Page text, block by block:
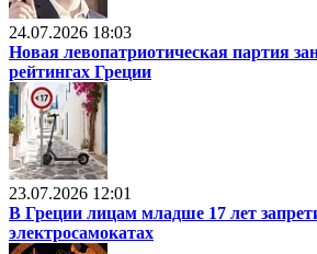
24.07.2026 18:03
Новая левопатриотическая партия
рейтингах Греции
23.07.2026 12:01
В Греции лицам младше 17 лет
электросамокатах